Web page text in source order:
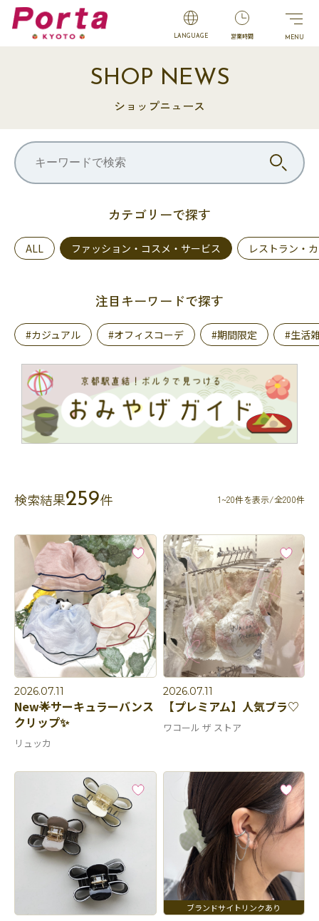
LANGUAGE 営業時間
SHOP NEWS
ショップニュース
カテゴリーで探す
ALL ファッション・コスメ・サービス レストラン・
注目キーワードで探す
#カジュアル #オフィスコーデ #期間限定 #生活
検索結果259件 1~20件を表示/全200件
2026.07.11
New🌟サーキュラーバンス
クリップ✨
リュッカ
2026.07.11
【プレミアム】人気ブラ♡
ワコール ザ ストア